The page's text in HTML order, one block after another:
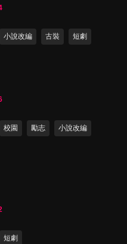
小說改編 古裝 短劇
校園 勵志 小說改編
短劇